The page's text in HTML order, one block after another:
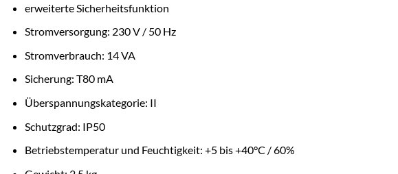
erweiterte Sicherheitsfunktion
Stromversorgung: 230 V / 50 Hz
Stromverbrauch: 14 VA
Sicherung: T80 mA
Überspannungskategorie: II
Schutzgrad: IP50
Betriebstemperatur und Feuchtigkeit: +5 bis +40°C / 60%